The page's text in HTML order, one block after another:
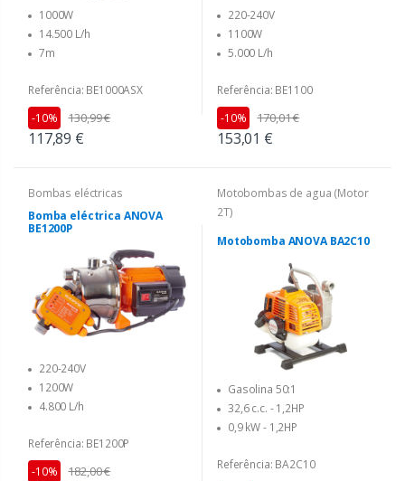
1000W
14.500 L/h
7m
Referência: BE1000ASX
117,89 €
-10% 130,99 €
220-240V
1100W
5.000 L/h
Referência: BE1100
153,01 €
-10% 170,01 €
Bombas eléctricas
Bomba eléctrica ANOVA
BE1200P
220-240V
1200W
4.800 L/h
Referência: BE1200P
-10% 182,00 €
Motobombas de agua (Motor
2T)
Motobomba ANOVA BA2C10
Gasolina 50:1
32,6 c.c. - 1,2HP
0,9 kW - 1,2HP
Referência: BA2C10